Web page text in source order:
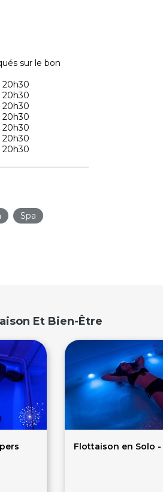
sur le bon
20h30
20h30
20h30
20h30
20h30
20h30
20h30
Spa
Et Bien-Être
Flottaison en Solo -